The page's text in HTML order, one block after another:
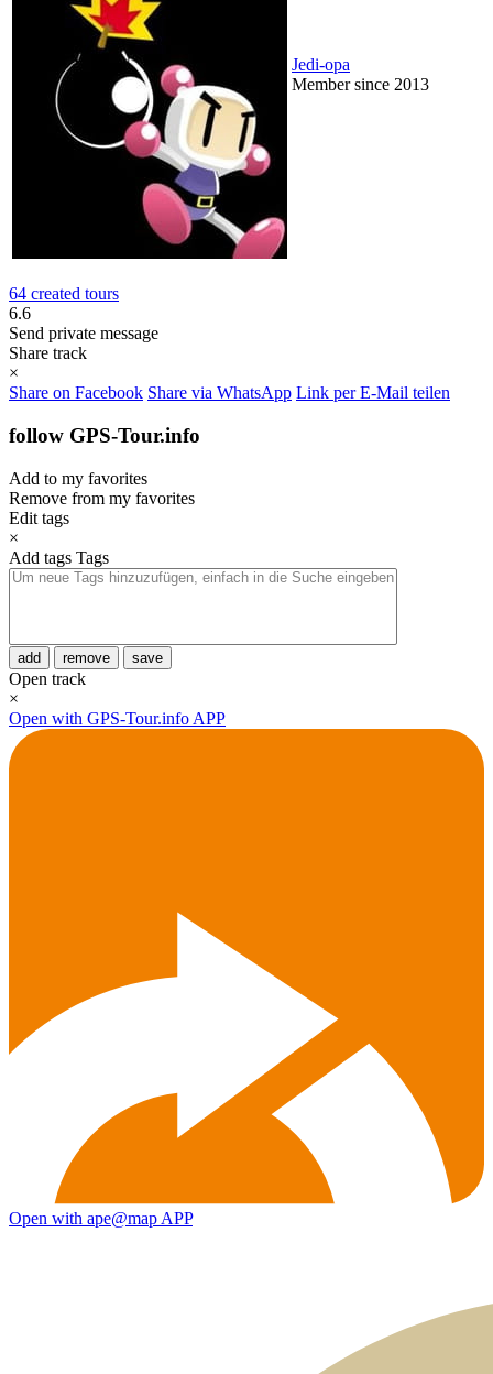
Jedi-opa
Member since 2013
64 created tours
6.6
Send private message
Share track
×
Share on Facebook Share via WhatsApp Link per E-Mail teilen
follow GPS-Tour.info
Add to my favorites
Remove from my favorites
Edit tags
×
Add tags Tags
add remove save
Open track
×
Open with GPS-Tour.info APP
Open with ape@map APP